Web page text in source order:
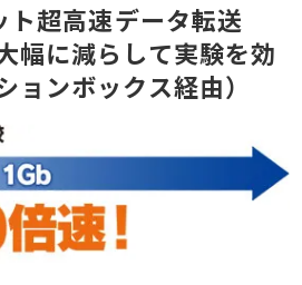
超高速データ転送
幅に減らして実験を効
ョンボックス経由）